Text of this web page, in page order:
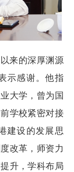
来的深厚渊源
示感谢。他指
大学，曾为国
学校紧密对接
建设的发展思
改革，师资力
升，学科布局